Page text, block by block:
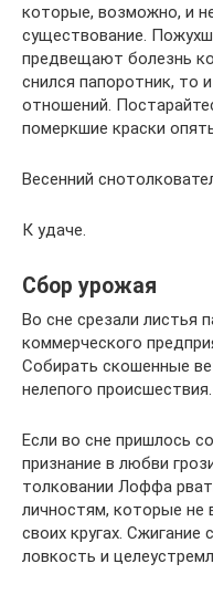
которые, возможно, и
существование.
предвещают болезнь
снился папоротник, то
отношений.
померкшие краски
Весенний
К удаче.
Сбор урожая
Во сне срезали листья
коммерческого
Собирать скошенные
нелепого происшествия.
Если во сне пришлось
признание в любви
толковании Лоффа
личностям, которые не
своих кругах. Сжигание
ловкость и